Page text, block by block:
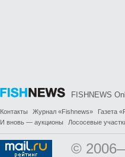
FISHNEWS
Контакты Журнал «Fishnews» Газета
И вновь — аукционы
Лососевые
©